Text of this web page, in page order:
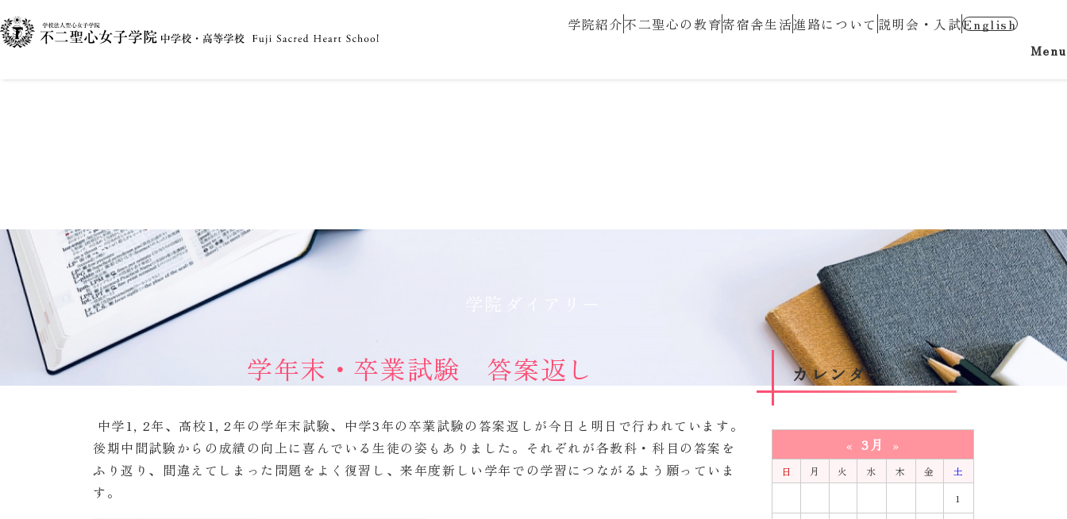
学院紹介不二聖心の教育寄宿舎生活進路について 説明会・入試English
Menu
2025.03.11
学年末・卒業試験 答案返し
中学1, 2年、高校1, 2年の学年末試験、中学3年の卒業試験の答案返しが今日と明日で行われています。
後期中間試験からの成績の向上に喜んでいる生徒の姿もありました。それぞれが各教科・科目の答案を
ふり返り、間違えてしまった問題をよく復習し、来年度新しい学年での学習につながるよう願っていま
す。
カレンダー
« 3月 »
日 月 火 水 木 金
土
1